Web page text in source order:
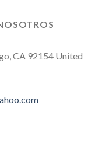
CA 92154 United